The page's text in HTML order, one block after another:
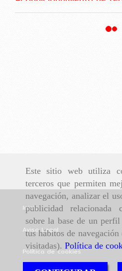
Este sitio web utiliza
terceros que permiten
navegación, analizar el
publicidad relacionada
sobre la base de un
tus hábitos de
visitadas). Política de
Inicio
Aviso Legal
Política de cookies